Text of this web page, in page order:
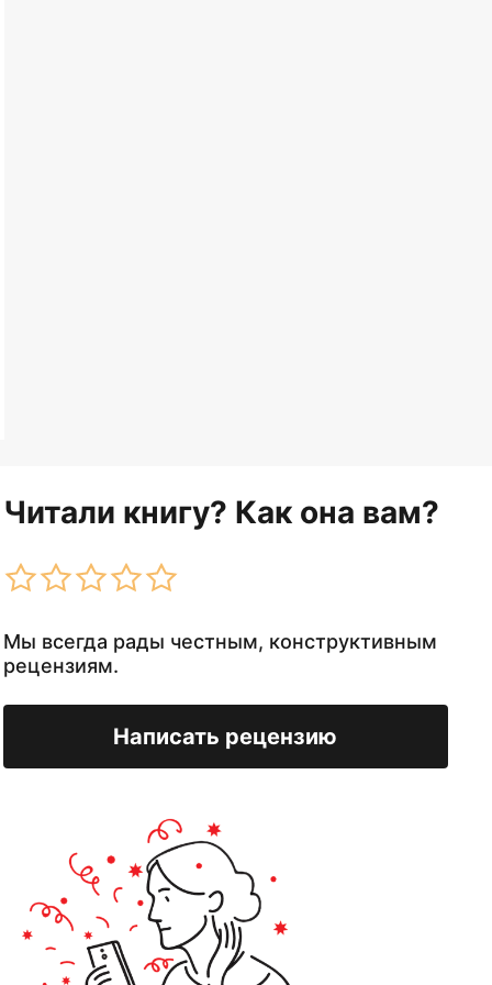
Читали книгу? Как она вам?
Мы всегда рады честным, конструктивным
рецензиям.
Написать рецензию